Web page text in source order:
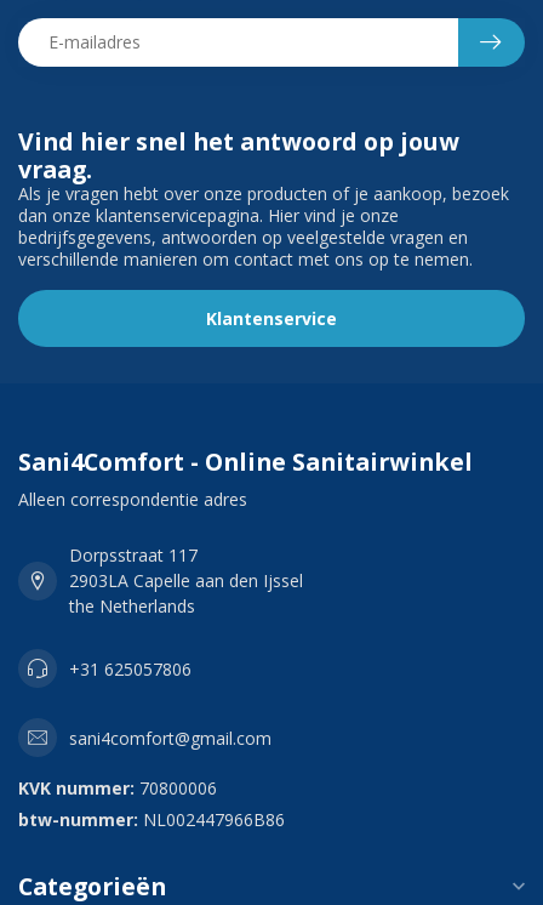
Vind hier snel het antwoord op jouw
vraag.
Als je vragen hebt over onze producten of je aankoop, bezoek
dan onze klantenservicepagina. Hier vind je onze
bedrijfsgegevens, antwoorden op veelgestelde vragen en
verschillende manieren om contact met ons op te nemen.
Klantenservice
Sani4Comfort - Online Sanitairwinkel
Alleen correspondentie adres
Dorpsstraat 117
2903LA Capelle aan den Ijssel
the Netherlands
+31 625057806
sani4comfort@gmail.com
KVK nummer: 70800006
btw-nummer: NL002447966B86
Categorieën